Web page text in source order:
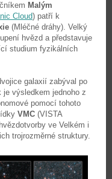
Malým
Cloud) patří k
(Mléčné dráhy). Velký
hvězd a představuje
studium fyzikálních
galaxií zabýval po
výsledkem jednoho z
pomocí tohoto
VMC (VISTA
ve Velkém i
trojrozměrné struktury.